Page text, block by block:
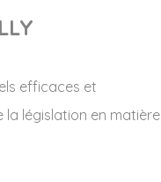
efficaces et
la législation en matière